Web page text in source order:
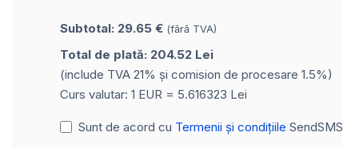
Subtotal: 29.65 € (fără TVA)
Total de plată: 204.52 Lei
(include TVA 21% și comision de procesare 1.5%)
Curs valutar: 1 EUR = 5.616323 Lei
Sunt de acord cu Termenii și condițiile SendSMS